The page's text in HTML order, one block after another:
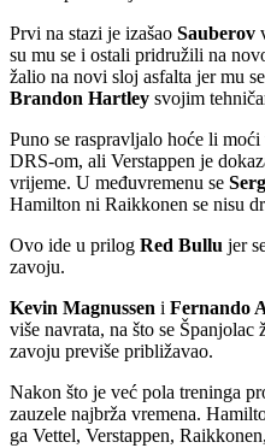
Prvi na stazi je izašao Sauberov
su mu se i ostali pridružili na
žalio na novi sloj asfalta jer mu
Brandon Hartley svojim
Puno se raspravljalo hoće li
DRS-om, ali Verstappen je
vrijeme. U međuvremenu se
Hamilton ni Raikkonen se nisu
Ovo ide u prilog Red Bullu jer
zavoju.
Kevin Magnussen i Fernando
više navrata, na što se
zavoju previše približavao.
Nakon što je već pola treninga
zauzele najbrža vremena.
ga Vettel, Verstappen,